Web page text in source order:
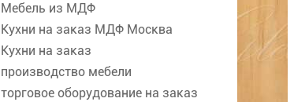
Мебель из МДФ
Кухни на заказ МДФ Москва
Кухни на заказ
производство мебели
торговое оборудование на заказ